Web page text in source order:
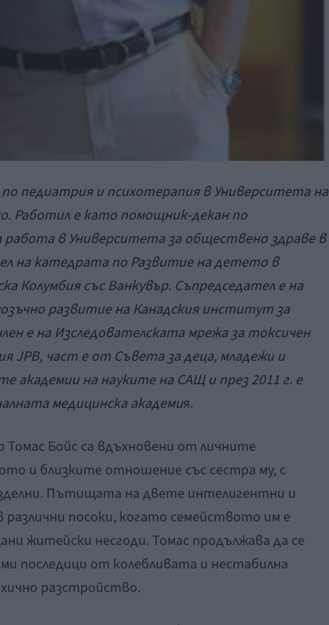
педиатрия и психотерапия в Университета на
Работил е като помощник-декан по
работа в Университета за обществено здраве в
на катедрата по Развитие на детето в
Колумбия със Ванкувър. Съпредседател е на
развитие на Канадския институт за
е на Изследователската мрежа за токсичен
JPB, част е от Съвета за деца, младежи и
академии на науките на САЩ и през 2011 г. е
медицинска академия.
Бойс са вдъхновени от личните
и близките отношение със сестра му, с
Пътищата на двете интелигентни и
посоки, когато семейството им е
житейски несгоди. Томас продължава да се
последици от колебливата и нестабилна
разстройство.